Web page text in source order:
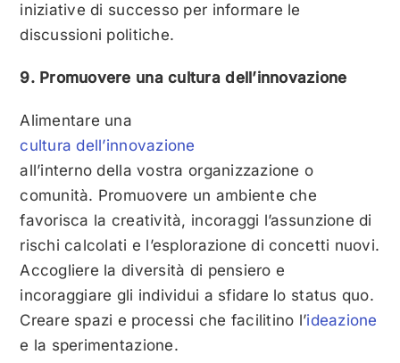
iniziative di successo per informare le
discussioni politiche.
9. Promuovere una cultura dell’innovazione
Alimentare una
cultura dell’innovazione
all’interno della vostra organizzazione o
comunità. Promuovere un ambiente che
favorisca la creatività, incoraggi l’assunzione di
rischi calcolati e l’esplorazione di concetti nuovi.
Accogliere la diversità di pensiero e
incoraggiare gli individui a sfidare lo status quo.
Creare spazi e processi che facilitino l’ideazione
e la sperimentazione.